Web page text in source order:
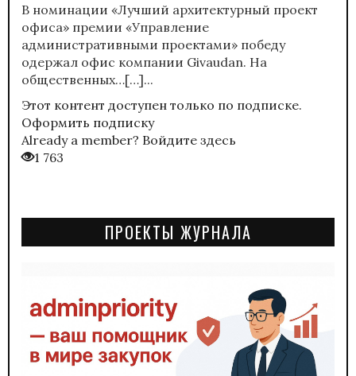
В номинации «Лучший архитектурный проект
офиса» премии «Управление
административными проектами» победу
одержал офис компании Givaudan. На
общественных…[…]...
Этот контент доступен только по подписке.
Оформить подписку
Already a member? Войдите здесь
1 763
ПРОЕКТЫ ЖУРНАЛА